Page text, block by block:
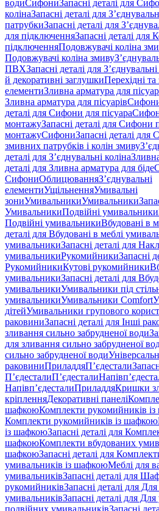
водиСифониЗапасні деталі для
колінаЗапасні деталі для
патрубкиЗапасні деталі для
для підключенняЗапасні деталі для
підключенняПодовжувачі коліна
Подовжувачі коліна змиву
ПВХЗапасні деталі для
й декоративні заглушкиПерехідні та
елементиЗливна арматура для
Зливна арматура для пісуарівСифони
деталі для Сифони для пісуара
монтажуЗапасні деталі для Сифони
монтажуСифониЗапасні деталі для
змивних патрубків і колін змиву
деталі для З’єднувальні коліна
деталі для Зливна арматура для біде
СифониОблицюванняЗ’єднувальні
елементиУщільненняУмивальні
зониУмивальникиУмивальники
УмивальникиПодвійні умивальники
Подвійні умивальникиВбудовані в
деталі для Вбудовані в меблі
умивальникиЗапасні деталі для
умивальникиРукомийникиЗапасні
РукомийникиКутові рукомийники
умивальникиЗапасні деталі для
умивальникиУмивальники під
умивальникиУмивальники Comfort
дітейУмивальники групового
раковиниЗапасні деталі для Інші
зливання сильно забрудненої води
для зливання сильно забрудненої
сильно забрудненої води
раковиниПриладдяП’єдестали
П’єдесталиП’єдестали
Напівп’єдесталиПриладдяКришки
кріпленняДекоративні панелі
шафкоюКомплекти рукомийників
Комплекти рукомийників із шафкою
із шафкоюЗапасні деталі для
шафкоюКомплекти вбудованих
шафкоюЗапасні деталі для
умивальників із шафкоюМеблі для
умивальниківЗапасні деталі для
рукомийниківЗапасні деталі для
умивальниківЗапасні деталі для
подвійних умивальниківЗапасні